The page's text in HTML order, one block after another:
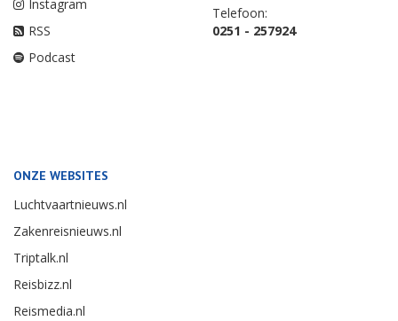
Instagram
RSS
Podcast
Telefoon:
0251 - 257924
ONZE WEBSITES
Luchtvaartnieuws.nl
Zakenreisnieuws.nl
Triptalk.nl
Reisbizz.nl
Reismedia.nl